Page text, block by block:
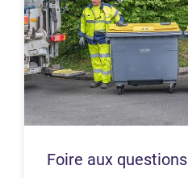
Foire aux questions